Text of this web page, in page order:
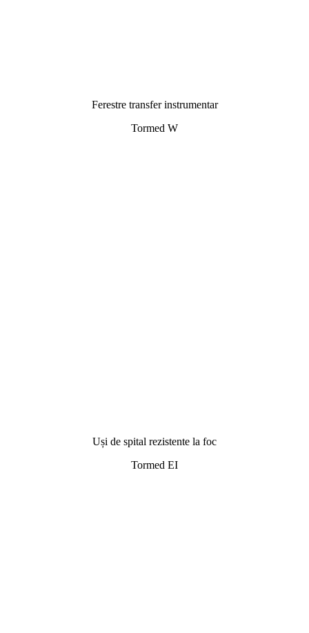
Ferestre transfer instrumentar
Tormed W
Uși de spital rezistente la foc
Tormed EI